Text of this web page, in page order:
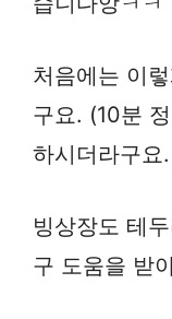
처음에는 이
구요. (10분
하시더라구요.
빙상장도 테
구 도움을 받